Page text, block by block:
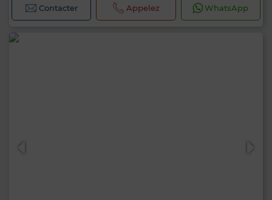
Contacter Appelez WhatsApp